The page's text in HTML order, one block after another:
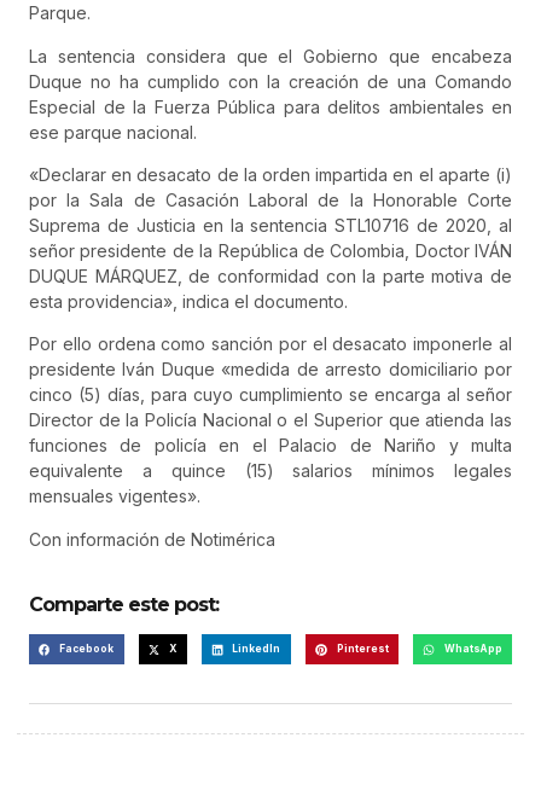
Parque.
La sentencia considera que el Gobierno que encabeza
Duque no ha cumplido con la creación de una Comando
Especial de la Fuerza Pública para delitos ambientales en
ese parque nacional.
«Declarar en desacato de la orden impartida en el aparte (i)
por la Sala de Casación Laboral de la Honorable Corte
Suprema de Justicia en la sentencia STL10716 de 2020, al
señor presidente de la República de Colombia, Doctor IVÁN
DUQUE MÁRQUEZ, de conformidad con la parte motiva de
esta providencia», indica el documento.
Por ello ordena como sanción por el desacato imponerle al
presidente Iván Duque «medida de arresto domiciliario por
cinco (5) días, para cuyo cumplimiento se encarga al señor
Director de la Policía Nacional o el Superior que atienda las
funciones de policía en el Palacio de Nariño y multa
equivalente a quince (15) salarios mínimos legales
mensuales vigentes».
Con información de Notimérica
Comparte este post:
Facebook X LinkedIn Pinterest WhatsApp